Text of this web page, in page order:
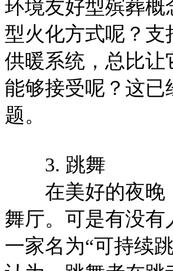
环境友好型殡葬
型火化方式呢？
供暖系统，总比
能够接受呢？这
题。
3. 跳舞
在美好的夜晚，
舞厅。可是有没
一家名为“可持续